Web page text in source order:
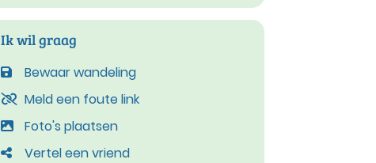
Ik wil graag
Bewaar wandeling
Meld een foute link
Foto's plaatsen
Vertel een vriend